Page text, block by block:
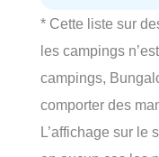
* Cette liste sur
les campings
campings,
comporter des
L’affichage sur le